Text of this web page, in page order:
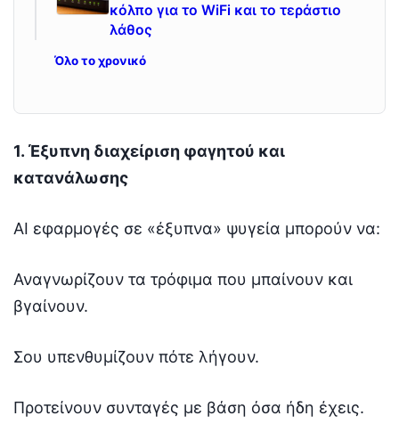
κόλπο για το WiFi και το τεράστιο
λάθος
Όλο το χρονικό
1. Έξυπνη διαχείριση φαγητού και
κατανάλωσης
AI εφαρμογές σε «έξυπνα» ψυγεία μπορούν να:
Αναγνωρίζουν τα τρόφιμα που μπαίνουν και
βγαίνουν.
Σου υπενθυμίζουν πότε λήγουν.
Προτείνουν συνταγές με βάση όσα ήδη έχεις.